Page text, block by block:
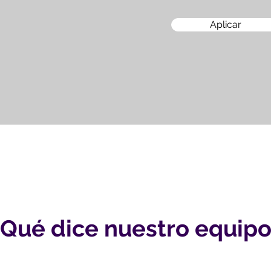
Aplicar
Qué dice nuestro equipo